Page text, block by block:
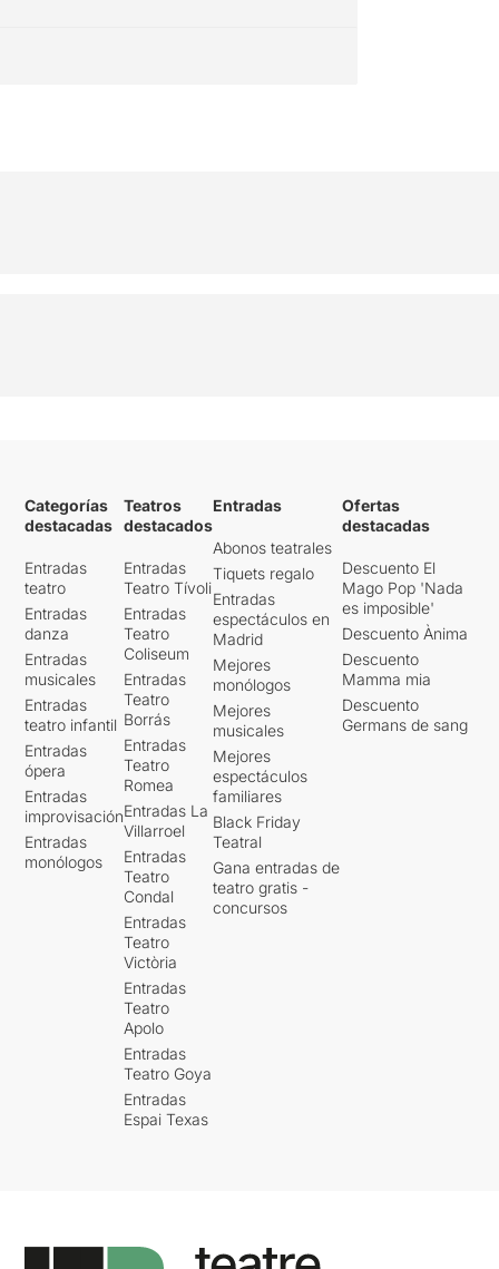
Categorías
destacadas
Entradas
teatro
Entradas
danza
Entradas
musicales
Entradas
teatro infantil
Entradas
ópera
Entradas
improvisación
Entradas
monólogos
Teatros
destacados
Entradas
Teatro Tívoli
Entradas
Teatro
Coliseum
Entradas
Teatro
Borrás
Entradas
Teatro
Romea
Entradas La
Villarroel
Entradas
Teatro
Condal
Entradas
Teatro
Victòria
Entradas
Teatro
Apolo
Entradas
Teatro Goya
Entradas
Espai Texas
Entradas
Abonos teatrales
Tiquets regalo
Entradas
espectáculos en
Madrid
Mejores
monólogos
Mejores
musicales
Mejores
espectáculos
familiares
Black Friday
Teatral
Gana entradas de
teatro gratis -
concursos
Ofertas
destacadas
Descuento El
Mago Pop 'Nada
es imposible'
Descuento Ànima
Descuento
Mamma mia
Descuento
Germans de sang